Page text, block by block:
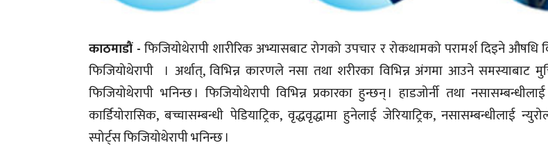
काठमाडौं -फिजियोथेरापी शारीरिक अभ्यासबाट रोगको उपचार र रोकथामको परामर्श दिइने औषधि
फिजियोथेरापी । अर्थात्, विभिन्न कारणले नसा तथा शरीरका विभिन्न अंगमा आउने समस्याबाट
फिजियोथेरापी भनिन्छ । फिजियोथेरापी विभिन्न प्रकारका हुन्छन् । हाडजोर्नी तथा
कार्डियोरासिक, बच्चासम्बन्धी पेडियाट्रिक, वृद्धवृद्धामा हुनेलाई जेरियाट्रिक, नसासम्बन्धीलाई
स्पोर्ट्स फिजियोथेरापी भनिन्छ ।